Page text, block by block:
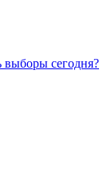
сегодня?